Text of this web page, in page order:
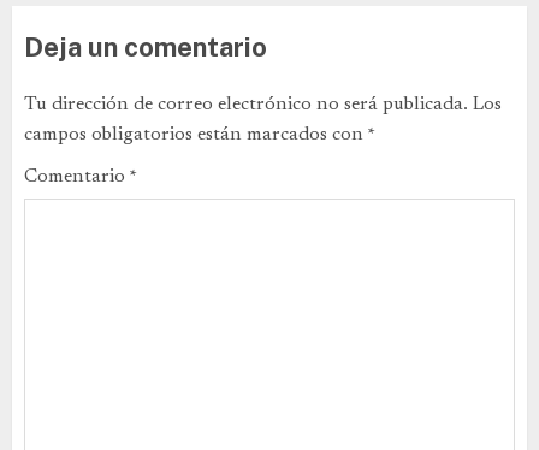
Deja un comentario
Tu dirección de correo electrónico no será publicada. Los
campos obligatorios están marcados con *
Comentario *